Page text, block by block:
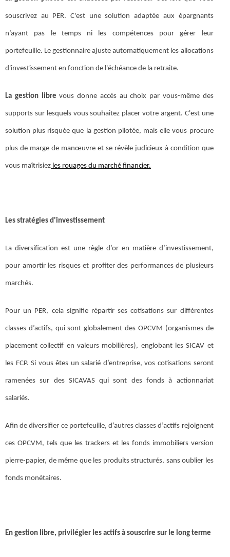
souscrivez au PER. C'est une solution adaptée aux épargnants
n’ayant pas le temps ni les compétences pour gérer leur
portefeuille. Le gestionnaire ajuste automatiquement les allocations
d'investissement en fonction de l'échéance de la retraite.
La gestion libre vous donne accès au choix par vous-même des
supports sur lesquels vous souhaitez placer votre argent. C'est une
solution plus risquée que la gestion pilotée, mais elle vous procure
plus de marge de manœuvre et se révèle judicieux à condition que
vous maîtrisiez les rouages du marché financier.
Les stratégies d'investissement
La diversification est une règle d’or en matière d’investissement,
pour amortir les risques et profiter des performances de plusieurs
marchés.
Pour un PER, cela signifie répartir ses cotisations sur différentes
classes d’actifs, qui sont globalement des OPCVM (organismes de
placement collectif en valeurs mobilières), englobant les SICAV et
les FCP. Si vous êtes un salarié d’entreprise, vos cotisations seront
ramenées sur des SICAVAS qui sont des fonds à actionnariat
salariés.
Afin de diversifier ce portefeuille, d’autres classes d’actifs rejoignent
ces OPCVM, tels que les trackers et les fonds immobiliers version
pierre-papier, de même que les produits structurés, sans oublier les
fonds monétaires.
En gestion libre, privilégier les actifs à souscrire sur le long terme